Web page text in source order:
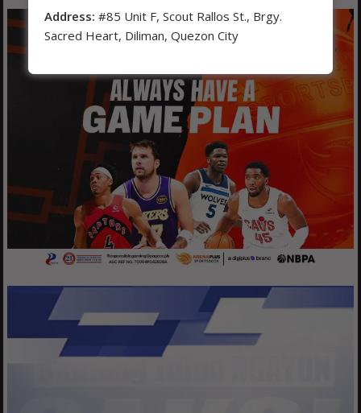
Address: #85 Unit F, Scout Rallos St., Brgy.
Sacred Heart, Diliman, Quezon City